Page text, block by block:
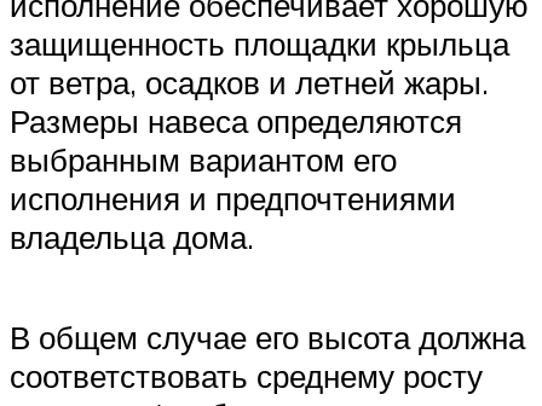
защищенность площадки крыльца
от ветра, осадков и летней жары.
Размеры навеса определяются
выбранным вариантом его
исполнения и предпочтениями
владельца дома.
В общем случае его высота должна
соответствовать среднему росту